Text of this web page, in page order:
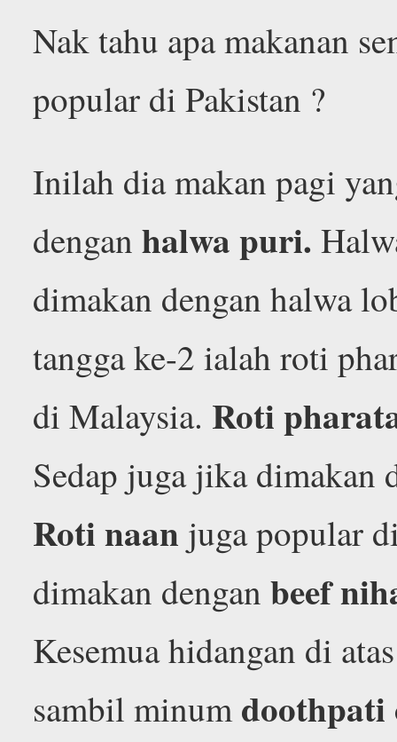
Nak tahu apa makanan
popular di Pakistan ?
Inilah dia makan pagi
denganhalwa puri.
dimakan dengan halwa
tangga ke-2 ialah roti
di Malaysia. Roti
Sedap juga jika dimakan
Roti naan juga popular
dimakan denganbeef
Kesemua hidangan di
sambil minumdoothpati